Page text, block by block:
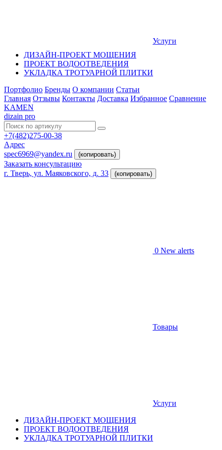
Услуги
ДИЗАЙН-ПРОЕКТ МОЩЕНИЯ
ПРОЕКТ ВОДООТВЕДЕНИЯ
УКЛАДКА ТРОТУАРНОЙ ПЛИТКИ
Портфолио Бренды О компании Статьи
Главная Отзывы Контакты Доставка Избранное Сравнение
KAMEN
dizain pro
+7(482)275-00-38
Адрес
spec6969@yandex.ru
(копировать)
Заказать консультацию
г. Тверь, ул. Маяковского, д. 33
(копировать)
0 New alerts
Товары
Услуги
ДИЗАЙН-ПРОЕКТ МОЩЕНИЯ
ПРОЕКТ ВОДООТВЕДЕНИЯ
УКЛАДКА ТРОТУАРНОЙ ПЛИТКИ